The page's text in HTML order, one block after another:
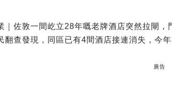
｜佐敦一間屹立28年嘅老牌酒店突然拉閘
翻查發現，同區已有4間酒店接連消失，今
廣告